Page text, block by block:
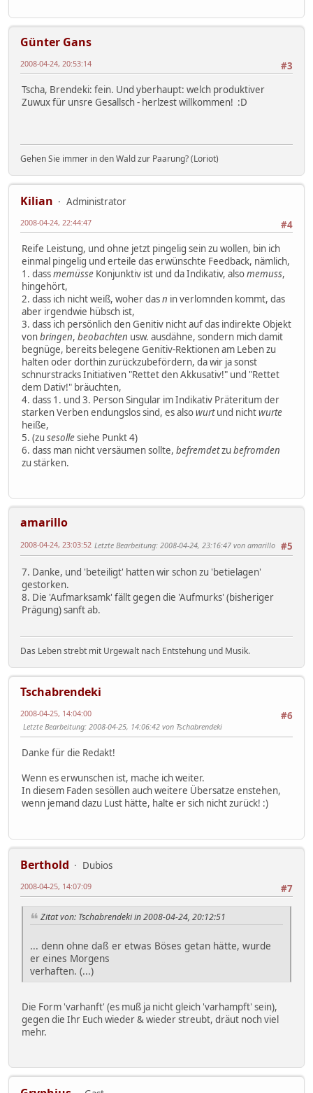
Günter Gans
#3
2008-04-24, 20:53:14
Tscha, Brendeki: fein. Und yberhaupt: welch produktiver
Zuwux für unsre Gesallsch - herlzest willkommen! :D
Gehen Sie immer in den Wald zur Paarung? (Loriot)
Kilian
Administrator
#4
2008-04-24, 22:44:47
Reife Leistung, und ohne jetzt pingelig sein zu wollen, bin ich
einmal pingelig und erteile das erwünschte Feedback, nämlich,
1. dassmemüsse Konjunktiv ist und da Indikativ, alsomemuss,
hingehört,
2. dass ich nicht weiß, woher dasn in verlomnden kommt, das
aber irgendwie hübsch ist,
3. dass ich persönlich den Genitiv nicht auf das indirekte Objekt
vonbringen, beobachten usw. ausdähne, sondern mich damit
begnüge, bereits belegene Genitiv-Rektionen am Leben zu
halten oder dorthin zurückzubefördern, da wir ja sonst
schnurstracks Initiativen "Rettet den Akkusativ!" und "Rettet
dem Dativ!" bräuchten,
4. dass 1. und 3. Person Singular im Indikativ Präteritum der
starken Verben endungslos sind, es alsowurtund nichtwurte
heiße,
5. (zu sesollesiehe Punkt 4)
6. dass man nicht versäumen sollte, befremdetzu befromden
zu stärken.
amarillo
#5
2008-04-24, 23:03:52 Letzte Bearbeitung: 2008-04-24, 23:16:47 von amarillo
7. Danke, und 'beteiligt' hatten wir schon zu 'betielagen'
gestorken.
8. Die 'Aufmarksamk' fällt gegen die 'Aufmurks' (bisheriger
Prägung) sanft ab.
Das Leben strebt mit Urgewalt nach Entstehung und Musik.
Tschabrendeki
#6
2008-04-25, 14:04:00
Letzte Bearbeitung: 2008-04-25, 14:06:42 von Tschabrendeki
Danke für die Redakt!
Wenn es erwunschen ist, mache ich weiter.
In diesem Faden sesöllen auch weitere Übersatze enstehen,
wenn jemand dazu Lust hätte, halte er sich nicht zurück! :)
Berthold
Dubios
#7
2008-04-25, 14:07:09
Zitat von: Tschabrendeki in 2008-04-24, 20:12:51
... denn ohne daß er etwas Böses getan hätte, wurde
er eines Morgens
verhaften. (...)
Die Form 'varhanft' (es muß ja nicht gleich 'varhampft' sein),
gegen die Ihr Euch wieder & wieder streubt, dräut noch viel
mehr.